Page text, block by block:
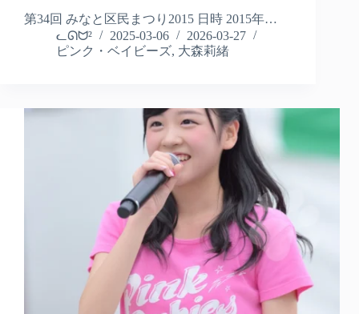
第34回 みなと区民まつり2015 日時 2015年…
ᓚᘏᗢ²
2025-03-06
2026-03-27
ピンク・ベイビーズ, 大森莉緒